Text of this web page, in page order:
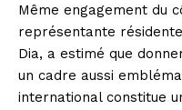
Même engagement du
représentante
Dia, a estimé que
un cadre aussi
international constitue